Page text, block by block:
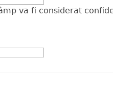
va fi considerat